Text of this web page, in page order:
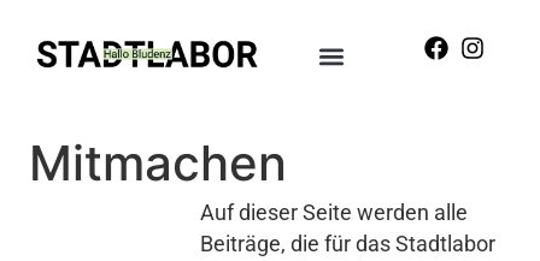
Mitmachen
Auf dieser Seite werden alle
Beiträge, die für das Stadtlabor